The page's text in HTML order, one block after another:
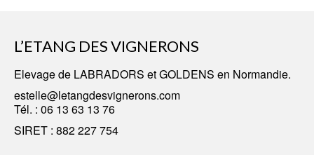
L’ETANG DES VIGNERONS
Elevagede LABRADORS et GOLDENS en Normandie.
estelle@letangdesvignerons.com
Tél. : 06 13 63 13 76
SIRET : 882 227 754